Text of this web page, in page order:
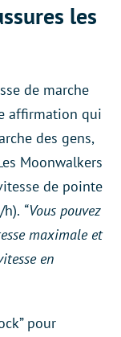
les
de marche
affirmation qui
des gens,
Moonwalkers
de pointe
“Vous pouvez
maximale et
en
pour